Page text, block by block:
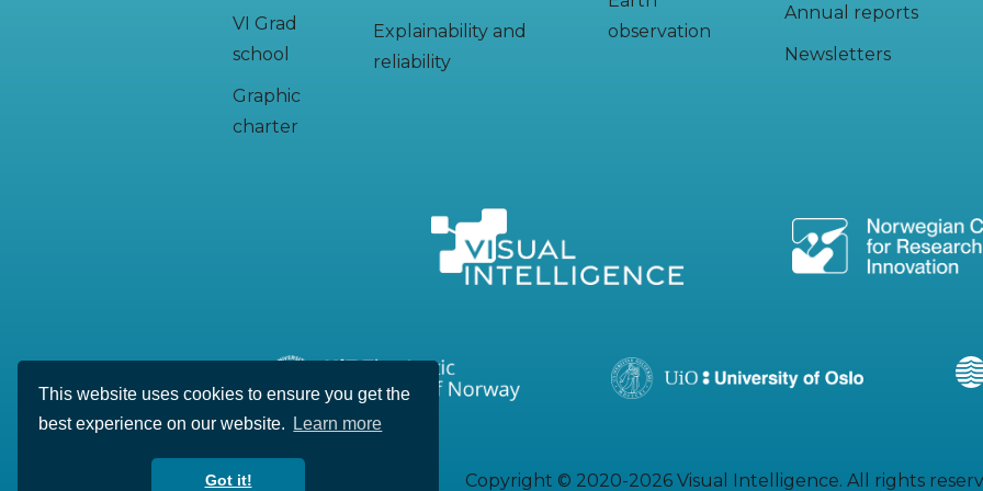
This website uses cookies to ensure you get the
best experience on our website.
Learn more
Got it!
VI Grad
school
Graphic
charter
Explainability and
reliability
observation
Annual reports
Newsletters
Copyright © 2020-2026 Visual Intelligence. All rights